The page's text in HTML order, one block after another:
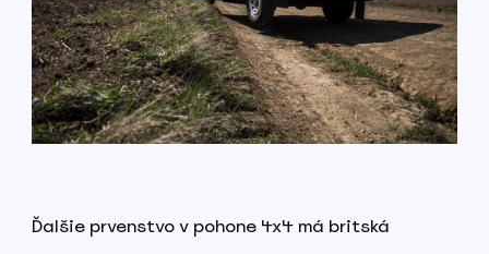
Ďalšie prvenstvo v pohone 4x4 má britská